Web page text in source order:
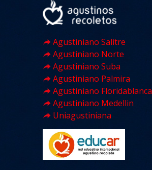
Agustiniano Salitre
Agustiniano Norte
Agustiniano Suba
Agustiniano Palmira
Agustiniano Floridablanca
Agustiniano Medellin
Uniagustiniana